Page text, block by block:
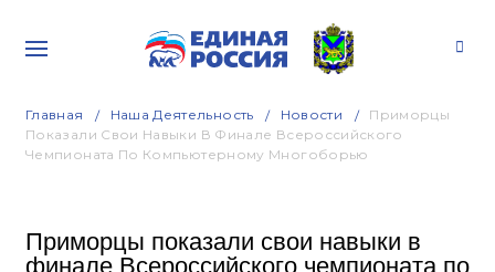
Главная Наша Деятельность Новости
Приморцы
Показали Свои Навыки В Финале Всероссийского
Чемпионата По Компьютерному Многоборью
Приморцы показали свои навыки в
финале Всероссийского чемпионата по